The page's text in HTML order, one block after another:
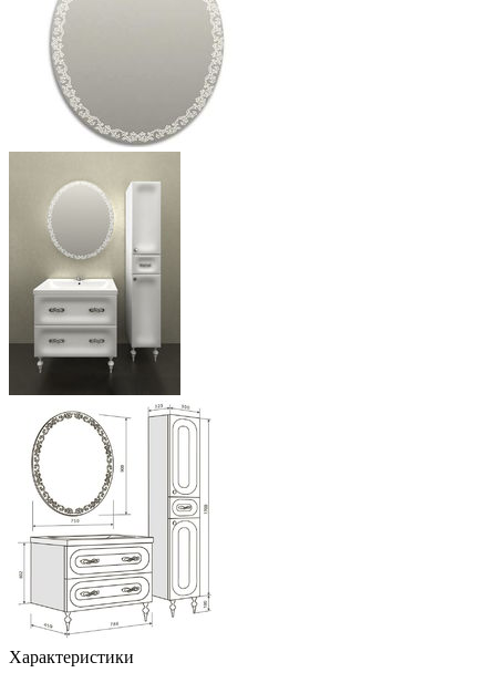
Характеристики